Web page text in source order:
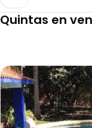
Quintas en